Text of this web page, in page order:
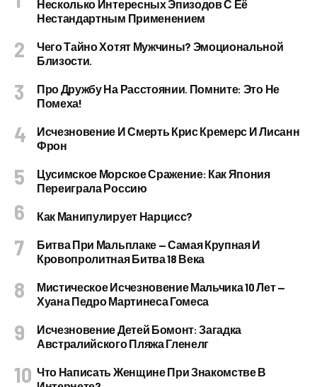
Несколько Интересных Эпизодов С Её
Нестандартным Применением
Чего Тайно Хотят Мужчины? Эмоциональной
Близости.
Про Дружбу На Расстоянии. Помните: Это Не
Помеха!
Исчезновение И Смерть Крис Кремерс И Лисанн
Фрон
Цусимское Морское Сражение: Как Япония
Переиграла Россию
Как Манипулирует Нарцисс?
Битва При Мальплаке — Самая Крупная И
Кровопролитная Битва 18 Века
Мистическое Исчезновение Мальчика 10 Лет —
Хуана Педро Мартинеса Гомеса
Исчезновение Детей Бомонт: Загадка
Австралийского Пляжа Гленелг
Что Написать Женщине При Знакомстве В